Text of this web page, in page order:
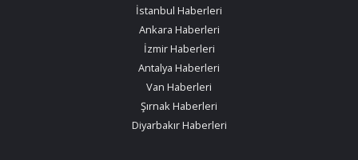
İstanbul Haberleri
Ankara Haberleri
İzmir Haberleri
Antalya Haberleri
Van Haberleri
Şırnak Haberleri
Diyarbakır Haberleri